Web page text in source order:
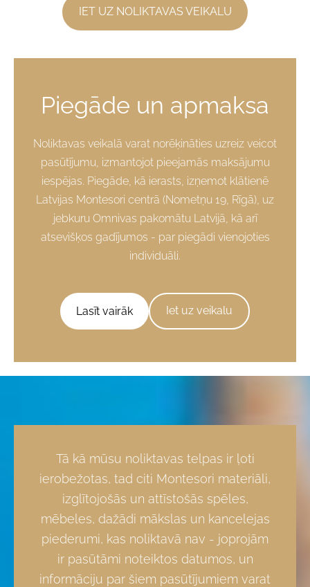
​IET UZ NOLIKTAVAS VEIKALU​
Piegāde un apmaksa
Noliktavas veikalā varat norēķināties uzreiz veicot
pasūtījumu, izmantojot pieejamās maksājumu
iespējas. Piegāde, kā ierasts, izņemot klātienē
Latvijas Montesori centrā (Nometņu 19, Rīgā), uz
jebkuru Omnivas pakomātu Latvijā, kā arī
atsevišķos gadījumos - par piegādi vienojoties
individuāli.
​Lasīt vairāk​ ​Iet uz veikalu​
Tā kā mūsu noliktavas telpas ir ļoti
ierobežotas, tad citi Montesori materiāli,
izglītojošās un attīstošās spēles,
mēbeles, dažādi mākslas un kancelejas
piederumi, kas noliktavā nav - joprojām
ir pasūtāmi noteiktos datumos, un
informāciju par šiem pasūtījumiem varat